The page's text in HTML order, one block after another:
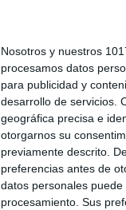
Nosotros y nuestros
procesamos datos
para publicidad y
desarrollo de servicios.
geográfica precisa e
otorgarnos su
previamente descrito.
preferencias antes de
datos personales
procesamiento. Sus